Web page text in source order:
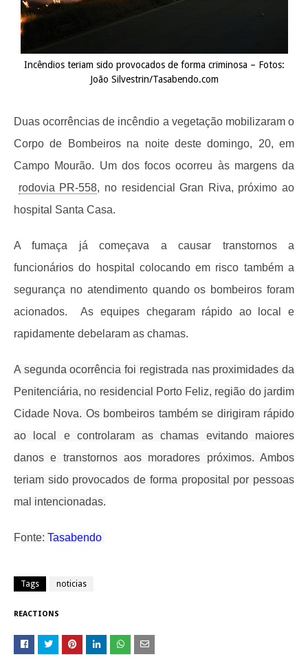
Incêndios teriam sido provocados de forma criminosa – Fotos:
João Silvestrin/Tasabendo.com
Duas ocorrências de incêndio a vegetação mobilizaram o
Corpo de Bombeiros na noite deste domingo, 20, em
Campo Mourão. Um dos focos ocorreu às margens da
rodovia PR-558, no residencial Gran Riva, próximo ao
hospital Santa Casa.
A fumaça já começava a causar transtornos a
funcionários do hospital colocando em risco também a
segurança no atendimento quando os bombeiros foram
acionados. As equipes chegaram rápido ao local e
rapidamente debelaram as chamas.
A segunda ocorrência foi registrada nas proximidades da
Penitenciária, no residencial Porto Feliz, região do jardim
Cidade Nova. Os bombeiros também se dirigiram rápido
ao local e controlaram as chamas evitando maiores
danos e transtornos aos moradores próximos. Ambos
teriam sido provocados de forma proposital por pessoas
mal intencionadas.
Fonte: Tasabendo
Tags noticias
REACTIONS